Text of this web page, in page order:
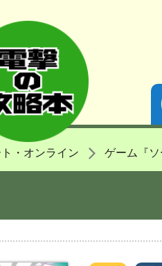
・オンライン ゲーム『